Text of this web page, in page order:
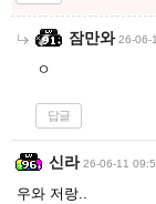
잠만와 26-06-
ㅇ
답글
신라 26-06-11
우와 저랑..